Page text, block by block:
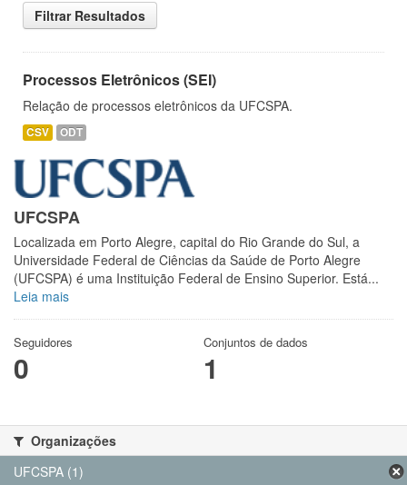
Filtrar Resultados
Processos Eletrônicos (SEI)
Relação de processos eletrônicos da UFCSPA.
CSV ODT
UFCSPA
Localizada em Porto Alegre, capital do Rio Grande do Sul, a
Universidade Federal de Ciências da Saúde de Porto Alegre
(UFCSPA) é uma Instituição Federal de Ensino Superior. Está...
Leia mais
Seguidores
0
Conjuntos de dados
1
Organizações
UFCSPA (1)